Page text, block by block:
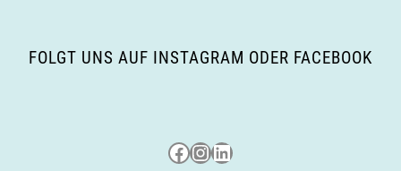
FOLGT UNS AUF INSTAGRAM ODER FACEBOOK
Besuche uns auf Facebook
Besuche uns auf Instagram
LinkedIn